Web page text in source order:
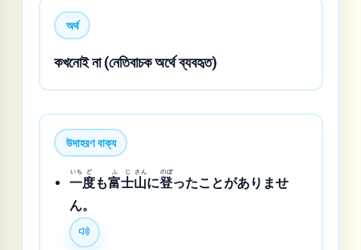
অর্থ
কখনোই না (নেতিবাচক অর্থে ব্যবহৃত)
উদাহরণ বাক্য
一
いち
度
ど
も富
ふ
士
じ
山
さん
に登
のぼ
ったことがありませ
ん。